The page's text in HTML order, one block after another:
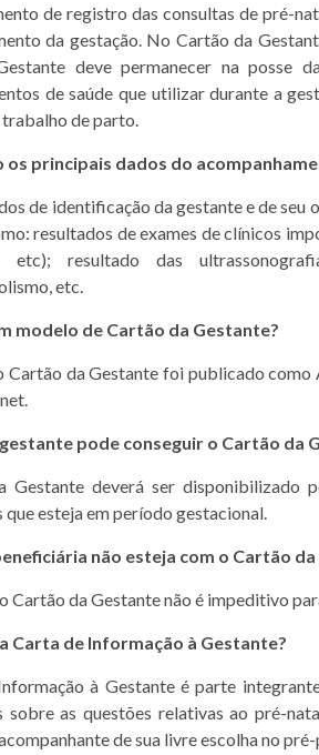
de registro das consultas de pré-
da gestação. No Cartão da
deve permanecer na posse
de saúde que utilizar durante a
de parto.
os principais dados do
de identificação da gestante e de
resultados de exames de clínicos
etc); resultado das
etc.
modelo de Cartão da Gestante?
Cartão da Gestante foi publicado
pode conseguir o Cartão da
Gestante deverá ser disponibilizado
esteja em período gestacional.
não esteja com o Cartão
Cartão da Gestante não é impeditivo
Carta de Informação à Gestante?
à Gestante é parte
sobre as questões relativas ao pré-
de sua livre escolha no